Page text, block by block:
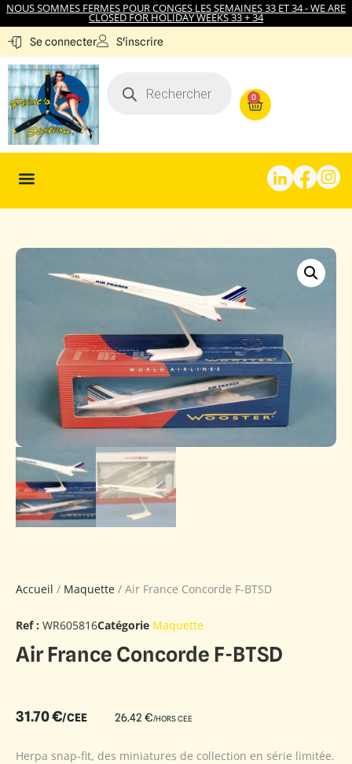
NOUS SOMMES FERMES POUR CONGES LES SEMAINES 33 ET 34 - WE ARE
CLOSED FOR HOLIDAY WEEKS 33 + 34
Se connecter S'inscrire
0
Accueil / Maquette / Air France Concorde F-BTSD
Ref : WR605816Catégorie Maquette
Air France Concorde F-BTSD
31.70€/CEE 26.42 €/HORS CEE
Herpa snap-fit, des miniatures de collection en série limitée.